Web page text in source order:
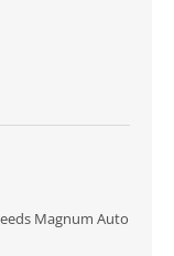
Magnum Auto